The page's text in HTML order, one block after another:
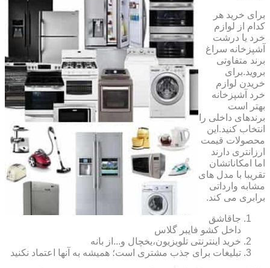
برای خرید هر
کدام از لوازم
خرد یا درشت
آشپزخانه سراغ
برند متفاوتی
بروید.برای
خریدن لوازم
خرد آشپزخانه
بهتر است
برندهای داخلی را
انتخاب کنید.این
محصولات قیمت
ارزانتری دارند
اما امکاناتشان
تقریبا با مدل های
مشابه وارداتی
برابری می کند.
جاقاشق
داخل کشو فایبر گلاس
خرید اینترنتی تلویزیون،یخچال و...از بانه
تبلیغات برای جذب مشتری است؛ همیشه به آنها اعتماد نکنید